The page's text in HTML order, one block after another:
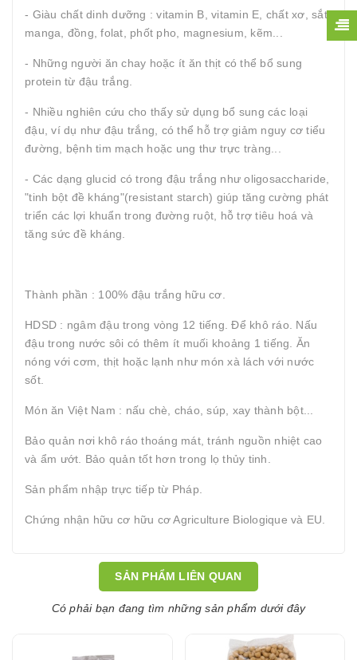
- Giàu chất dinh dưỡng : vitamin B, vitamin E, chất xơ, sắt,
manga, đồng, folat, phốt pho, magnesium, kẽm...
- Những người ăn chay hoặc ít ăn thịt có thể bổ sung
protein từ đậu trắng.
- Nhiều nghiên cứu cho thấy sử dụng bổ sung các loại
đậu, ví dụ như đậu trắng, có thể hỗ trợ giảm nguy cơ tiểu
đường, bệnh tim mạch hoặc ung thư trực tràng...
- Các dạng glucid có trong đậu trắng như oligosaccharide,
"tinh bột đề kháng"(resistant starch) giúp tăng cường phát
triển các lợi khuẩn trong đường ruột, hỗ trợ tiêu hoá và
tăng sức đề kháng.
Thành phần : 100% đậu trắng hữu cơ.
HDSD : ngâm đậu trong vòng 12 tiếng. Để khô ráo. Nấu
đậu trong nước sôi có thêm ít muối khoảng 1 tiếng. Ăn
nóng với cơm, thịt hoặc lạnh như món xà lách với nước
sốt.
Món ăn Việt Nam : nấu chè, cháo, súp, xay thành bột...
Bảo quản nơi khô ráo thoáng mát, tránh nguồn nhiệt cao
và ẩm ướt. Bảo quản tốt hơn trong lọ thủy tinh.
Sản phẩm nhập trực tiếp từ Pháp.
Chứng nhận hữu cơ hữu cơ Agriculture Biologique và EU.
SẢN PHẨM LIÊN QUAN
Có phải bạn đang tìm những sản phẩm dưới đây